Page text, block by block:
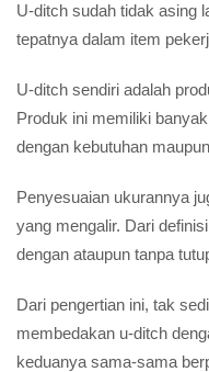
U-ditch sudah tidak asing
tepatnya dalam item
U-ditch sendiri adalah
Produk ini memiliki
dengan kebutuhan
Penyesuaian ukurannya
yang mengalir. Dari
dengan ataupun tanpa
Dari pengertian ini, tak
membedakan u-ditch
keduanya sama-sama